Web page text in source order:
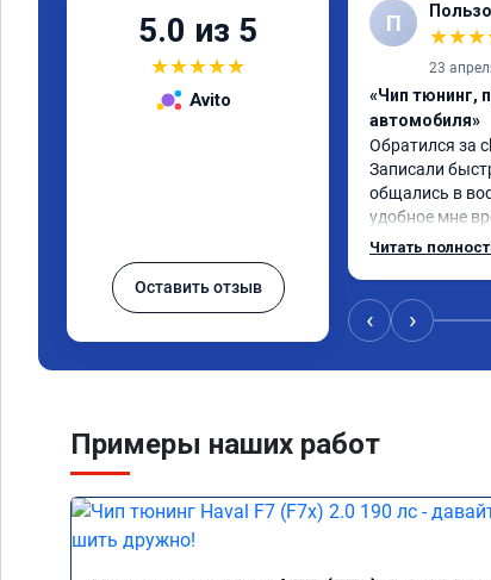
5.0 из 5
★★★★★
Avito
Оставить отзыв
П
★★★
23
«Чип тюнинг,
автомобиля»
Обратился за
Записали
общались в
удобное мне
Работу
Читать
‹ ›
Примеры наших работ